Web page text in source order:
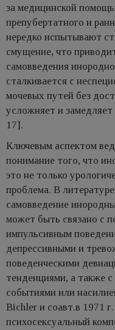
за медицинской
препубертатного и
нередко испытывают
смущение, что
самовведения
сталкивается с
мочевых путей без
усложняет и
17].
Ключевым аспектом
понимание того, что
это не только
проблема. В
самовведение
может быть связано с
импульсивным
депрессивными и
поведенческими
тенденциями, а также
событиями или
Bichler и соавт.в 1971
психосексуальный